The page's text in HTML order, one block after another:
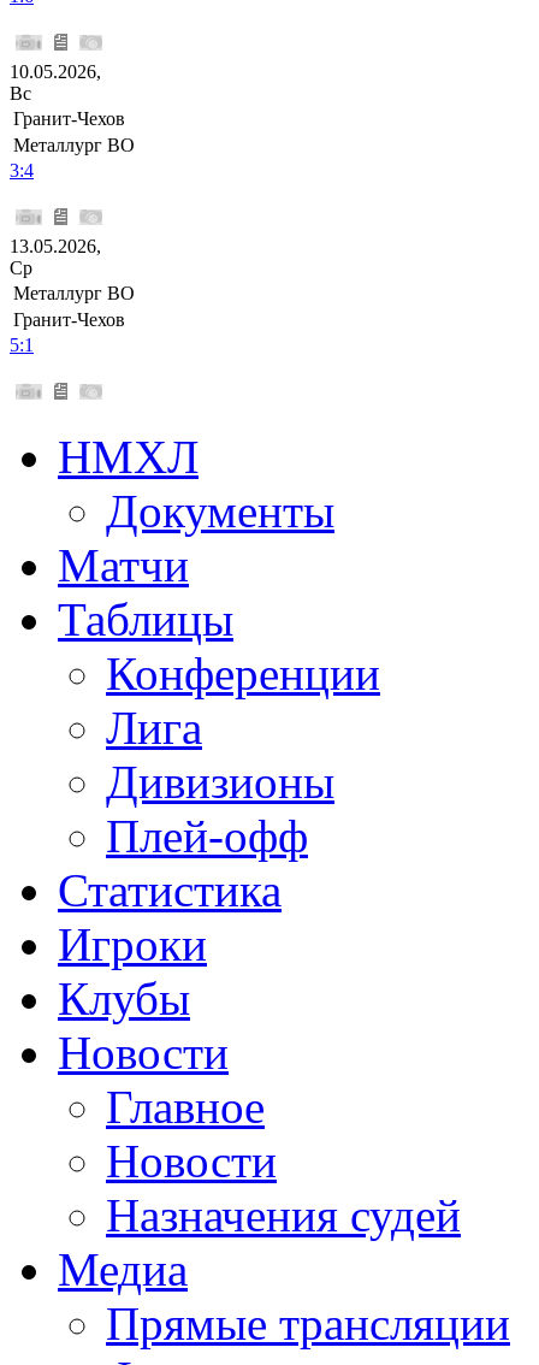
10.05.2026,
Вс
Гранит-Чехов
Металлург ВО
3:4
13.05.2026,
Ср
Металлург ВО
Гранит-Чехов
5:1
НМХЛ
Документы
Матчи
Таблицы
Конференции
Лига
Дивизионы
Плей-офф
Статистика
Игроки
Клубы
Новости
Главное
Новости
Назначения судей
Медиа
Прямые трансляции